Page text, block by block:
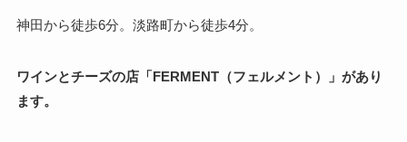
神田から徒歩6分。淡路町から徒歩4分。
ワインとチーズの店「FERMENT（フェルメント）」があり
ます。